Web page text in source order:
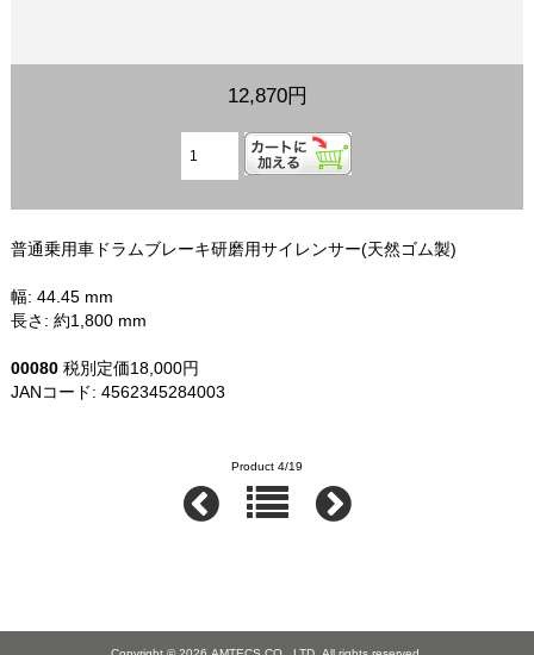
12,870円
普通乗用車ドラムブレーキ研磨用サイレンサー(天然ゴム製)
幅: 44.45 mm
長さ: 約1,800 mm
00080 税別定価18,000円
JANコード: 4562345284003
Product 4/19